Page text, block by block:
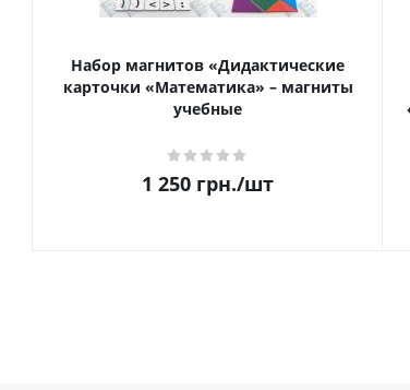
Набор магнитов «Дидактические
карточки «Математика» – магниты
учебные
1 250 грн./шт